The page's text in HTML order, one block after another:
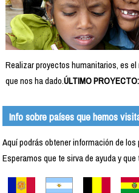
Realizar proyectos humanitarios, es
que nos ha dado.ÚLTIMO PROYECTO:
Info sobre países que hemos
Aquí podrás obtener información de
Esperamos que te sirva de ayuda y